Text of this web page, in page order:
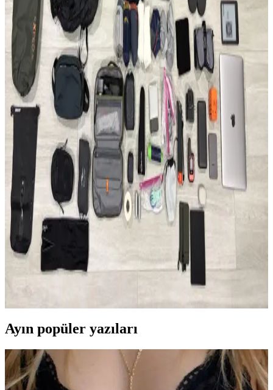
Evergoods CPL16, su şişesi cebi olmadan tasarım bütünlüğü ve
kullanım kolaylığı sunar. 16 litrelik kapasitesi, dayanıklı malzemesi
ve dengeli yapısıyla günlük kullanım ve kısa seyahatler için
uygundur.
Able Carry Max EDC ve Aer Travel Pack 4 28L (X-
Pac) Sırt Çantası Karşılaştırması
Able Carry Max EDC ve Aer Travel Pack 4 28L sırt çantaları,
malzeme kalitesi, taşıma konforu ve organizasyon özellikleriyle
günlük kullanım ve seyahat ihtiyaçlarına farklı çözümler sunuyor.
50 Günlük Güney Avrupa Seyahati İçin Minimalist
Tek Çanta Hazırlığı ve İpuçları
Güney Avrupa'da 50 gün süren seyahatte sadece 35 litrelik sırt
çantası kullanılarak hafiflik ve işlevsellik ön planda tutuldu. Kıyafet,
teknoloji ve bakım önerileriyle minimal seyahat deneyimi anlatılıyor.
2026 Asya ve Okyanusya Sırt Çantası Seyahati İçin
Ekipman ve Planlama Rehberi
2026'da başlayacak Asya ve Okyanusya sırt çantası seyahati için
detaylı ekipman ve planlama önerileri sunulmaktadır. Seyahat rotası,
Ayın popüler yazıları